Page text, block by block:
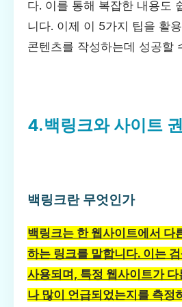
다. 이를 통해 복잡한 내용도
니다. 이제 이 5가지 팁을 활
콘텐츠를 작성하는데 성공할
4.백링크와 사이트
백링크란 무엇인가
백링크는 한 웹사이트에서 다
하는 링크를 말합니다. 이는
사용되며, 특정 웹사이트가
나 많이 언급되었는지를 측정